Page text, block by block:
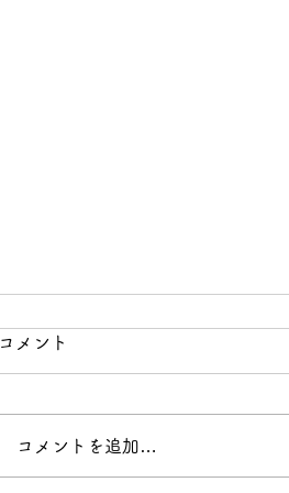
8月の営業のお知らせ
コメント
コメントを追加…